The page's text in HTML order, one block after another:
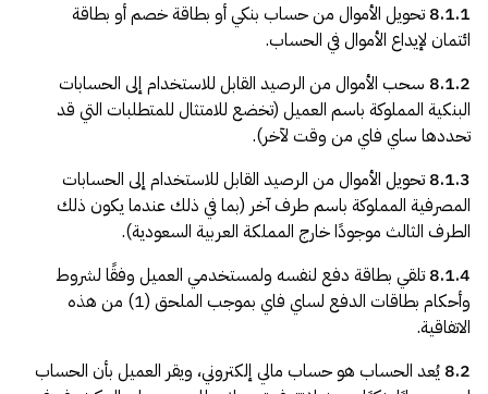
8.1.1 تحويل الأموال من حساب بنكي أو بطاقة خصم أو بطاقة
ائتمان لإيداع الأموال في الحساب.
8.1.2 سحب الأموال من الرصيد القابل للاستخدام إلى الحسابات
البنكية المملوكة باسم العميل (تخضع للامتثال للمتطلبات التي قد
تحددها ساي فاي من وقت لآخر).
8.1.3 تحويل الأموال من الرصيد القابل للاستخدام إلى الحسابات
المصرفية المملوكة باسم طرف آخر (بما في ذلك عندما يكون ذلك
الطرف الثالث موجودًا خارج المملكة العربية السعودية).
8.1.4 تلقي بطاقة دفع لنفسه ولمستخدمي العميل وفقًا لشروط
وأحكام بطاقات الدفع لساي فاي بموجب الملحق (1) من هذه
الاتفاقية.
8.2 يُعد الحساب هو حساب مالي إلكتروني، ويقر العميل بأن الحساب